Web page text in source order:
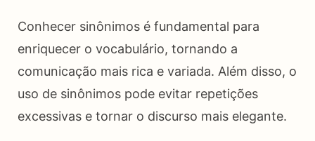
Conhecer sinônimos é fundamental para
enriquecer o vocabulário, tornando a
comunicação mais rica e variada. Além disso, o
uso de sinônimos pode evitar repetições
excessivas e tornar o discurso mais elegante.